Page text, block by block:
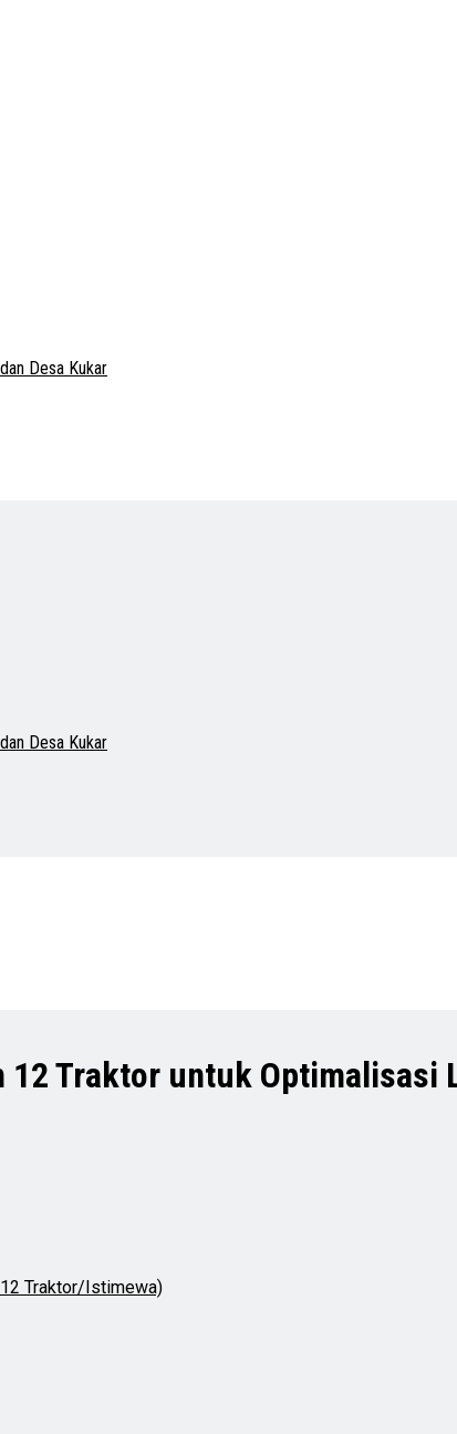
Desa Kukar
Desa Kukar
12 Traktor untuk Optimalisasi